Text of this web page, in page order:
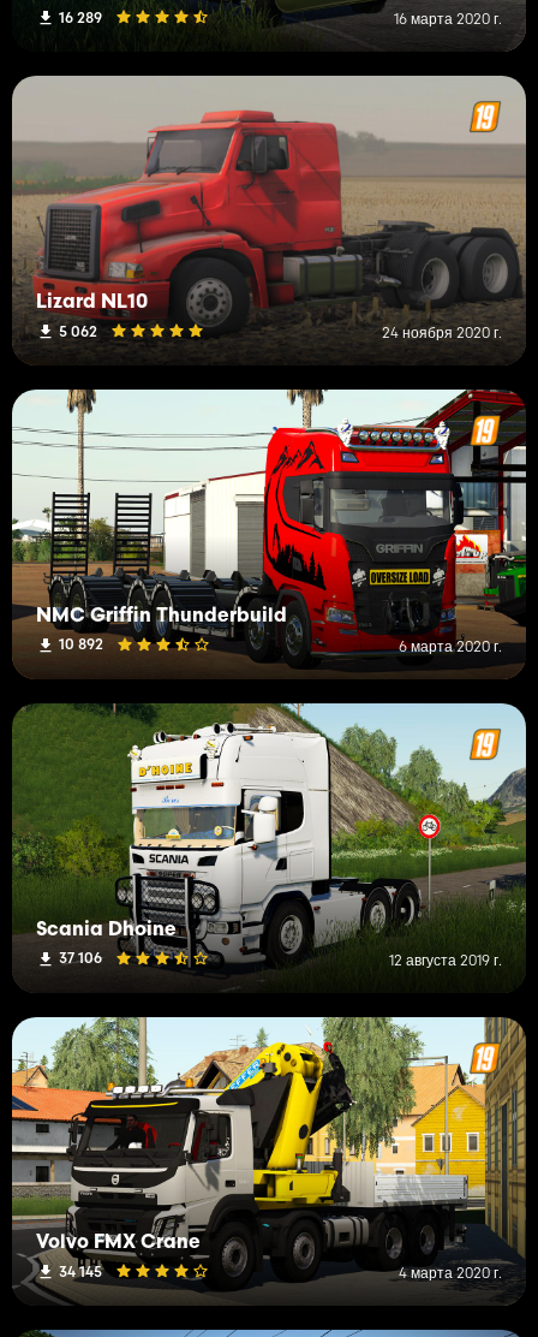
16 289 16 марта 2020 г.
Lizard NL10
5 062 24 ноября 2020 г.
NMC Griffin Thunderbuild
10 892 6 марта 2020 г.
Scania Dhoine
37 106 12 августа 2019 г.
Volvo FMX Crane
34 145 4 марта 2020 г.